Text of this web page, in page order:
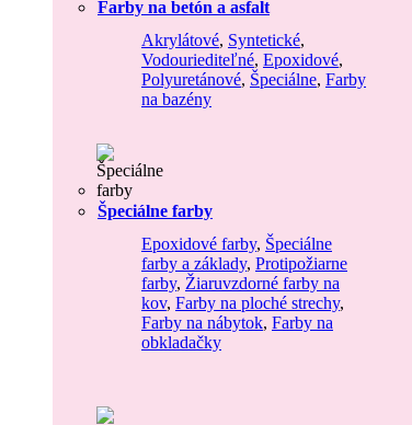
Farby na betón a asfalt
Akrylátové, Syntetické,
Vodouriediteľné, Epoxidové,
Polyuretánové, Špeciálne, Farby
na bazény
Špeciálne farby
Epoxidové farby, Špeciálne
farby a základy, Protipožiarne
farby, Žiaruvzdorné farby na
kov, Farby na ploché strechy,
Farby na nábytok, Farby na
obkladačky